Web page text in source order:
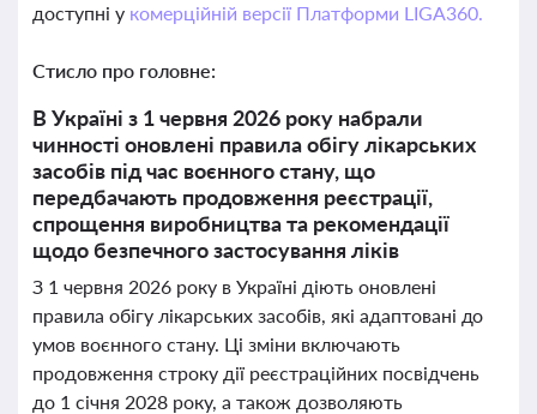
доступні у комерційній версії Платформи LIGA360.
Стисло про головне:
В Україні з 1 червня 2026 року набрали
чинності оновлені правила обігу лікарських
засобів під час воєнного стану, що
передбачають продовження реєстрації,
спрощення виробництва та рекомендації
щодо безпечного застосування ліків
З 1 червня 2026 року в Україні діють оновлені
правила обігу лікарських засобів, які адаптовані до
умов воєнного стану. Ці зміни включають
продовження строку дії реєстраційних посвідчень
до 1 січня 2028 року, а також дозволяють